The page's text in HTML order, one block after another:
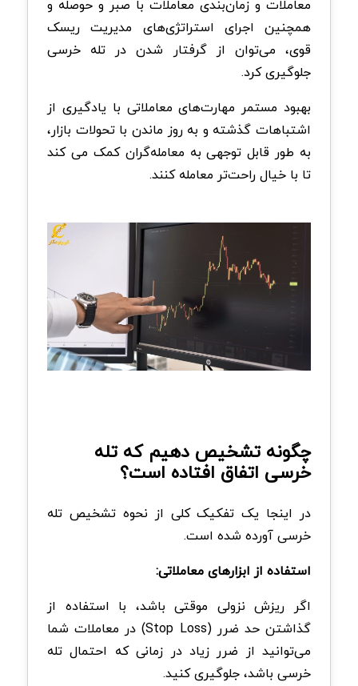
معاملات و زمان‌بندی معاملات با صبر و حوصله و
همچنین اجرای استراتژی‌های مدیریت ریسک
قوی، می‌توان از گرفتار شدن در تله خرسی
جلوگیری کرد.
بهبود مستمر مهارت‌های معاملاتی با یادگیری از
اشتباهات گذشته و به روز ماندن با تحولات بازار،
به طور قابل توجهی به معامله‌گران کمک می کند
تا با خیال راحت‌تر معامله کنند.
چگونه تشخیص دهیم که تله
خرسی اتفاق افتاده است؟
در اینجا یک تفکیک کلی از نحوه تشخیص تله
خرسی آورده شده است.
استفاده از ابزارهای معاملاتی:
اگر ریزش نزولی موقتی باشد، با استفاده از
گذاشتن حد ضرر (Stop Loss) در معاملات شما
می‌توانید از ضرر زیاد در زمانی که احتمال تله
خرسی باشد، جلوگیری کنید.